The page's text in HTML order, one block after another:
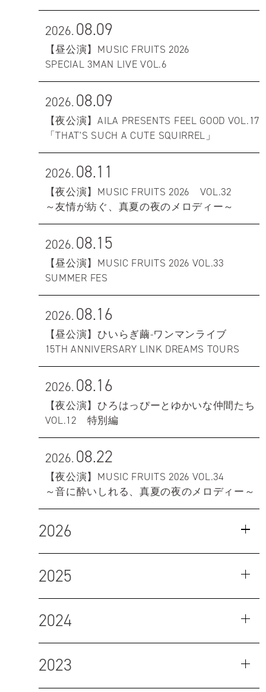
2026.08.09
【昼公演】MUSIC FRUITS 2026
SPECIAL 3MAN LIVE VOL.6
2026.08.09
【夜公演】AILA PRESENTS FEEL GOOD VOL.17
「THAT'S SUCH A CUTE SQUIRREL」
2026.08.11
【夜公演】MUSIC FRUITS 2026 VOL.32
～友情が紡ぐ、真夏の夜のメロディー～
2026.08.15
【昼公演】MUSIC FRUITS 2026 VOL.33
SUMMER FES
2026.08.16
【昼公演】ひいらぎ繭-ワンマンライブ
15TH ANNIVERSARY LINK DREAMS TOURS
2026.08.16
【夜公演】ひろはっぴーとゆかいな仲間たち
VOL.12 特別編
2026.08.22
【夜公演】MUSIC FRUITS 2026 VOL.34
～音に酔いしれる、真夏の夜のメロディー～
2026
2025
2024
2023